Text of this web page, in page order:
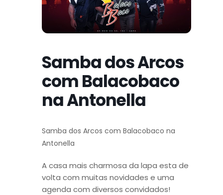
Samba dos Arcos
com Balacobaco
na Antonella
Samba dos Arcos com Balacobaco na
Antonella
A casa mais charmosa da lapa esta de
volta com muitas novidades e uma
agenda com diversos convidados!